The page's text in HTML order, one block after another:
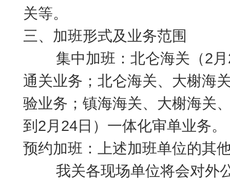
关等。
三、加班形式及业务范围
集中加班：北仑海关（2月
通关业务；北仑海关、大榭海
验业务；镇海海关、大榭海关
到2月24日）一体化审单业务。
预约加班：上述加班单位的其
我关各现场单位将会对外公